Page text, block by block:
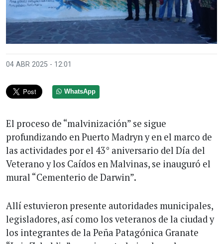
04 ABR 2025 - 12:01
WhatsApp
El proceso de “malvinización” se sigue
profundizando en Puerto Madryn y en el marco de
las actividades por el 43° aniversario del Día del
Veterano y los Caídos en Malvinas, se inauguró el
mural “Cementerio de Darwin”.
Allí estuvieron presente autoridades municipales,
legisladores, así como los veteranos de la ciudad y
los integrantes de la Peña Patagónica Granate